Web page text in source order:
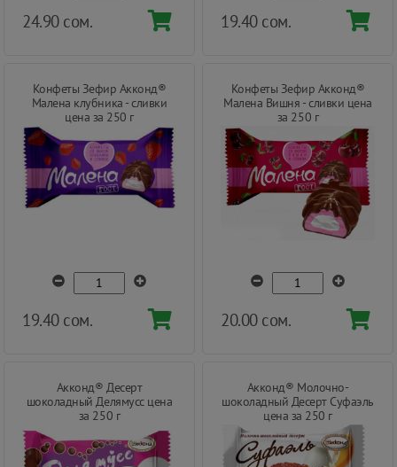
24.90 сом. 19.40 сом.
Конфеты Зефир Акконд®
Малена клубника - сливки
цена за 250 г
19.40 сом.
Конфеты Зефир Акконд®
Малена Вишня - сливки цена
за 250 г
20.00 сом.
Акконд® Десерт
шоколадный Делямусс цена
за 250 г
Акконд® Молочно-
шоколадный Десерт Суфаэль
цена за 250 г